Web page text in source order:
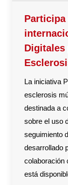
Participa
Digitales
La iniciativa
esclerosis
destinada a
sobre el uso
seguimiento
desarrollado
colaboración
está